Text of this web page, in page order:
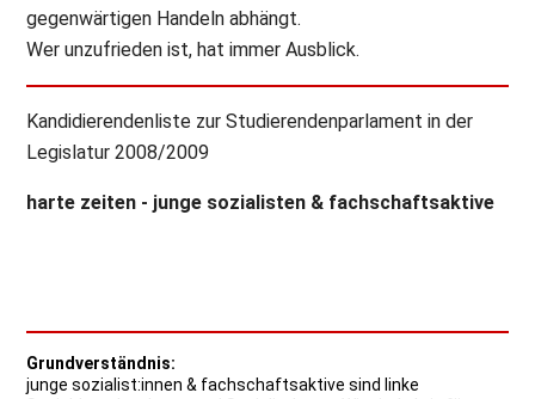
gegenwärtigen Handeln abhängt.
Wer unzufrieden ist, hat immer Ausblick.
Kandidierendenliste zur Studierendenparlament in der
Legislatur 2008/2009
harte zeiten - junge sozialisten & fachschaftsaktive
Grundverständnis:
junge sozialist:innen & fachschaftsaktive sind linke